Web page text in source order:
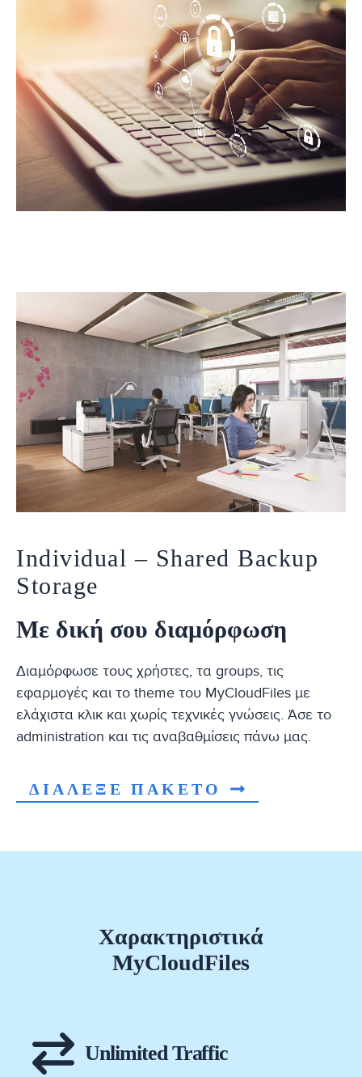
Individual – Shared Backup
Storage
Με δική σου διαμόρφωση
Διαμόρφωσε τους χρήστες, τα groups, τις
εφαρμογές και το theme του MyCloudFiles με
ελάχιστα κλικ και χωρίς τεχνικές γνώσεις. Άσε το
administration και τις αναβαθμίσεις πάνω μας.
ΔΙΑΛΕΞΕ ΠΑΚΕΤΟ
Χαρακτηριστικά
MyCloudFiles
Unlimited Traffic